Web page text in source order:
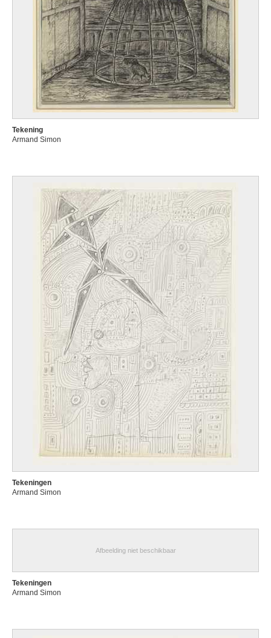
Tekening
Armand Simon
Tekeningen
Armand Simon
Afbeelding niet beschikbaar
Tekeningen
Armand Simon